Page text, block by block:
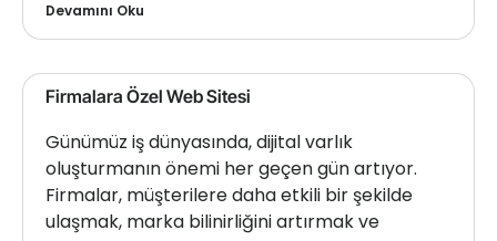
Devamını Oku
Firmalara Özel Web Sitesi
Günümüz iş dünyasında, dijital varlık
oluşturmanın önemi her geçen gün artıyor.
Firmalar, müşterilere daha etkili bir şekilde
ulaşmak, marka bilinirliğini artırmak ve